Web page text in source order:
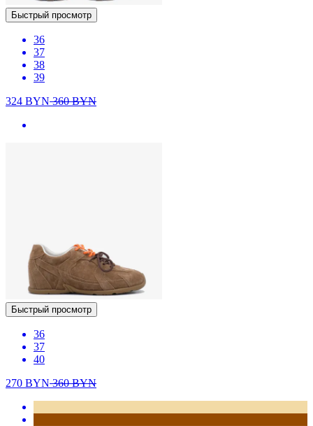
Быстрый просмотр
36
37
38
39
324 BYN360BYN
Быстрый просмотр
36
37
40
270 BYN360BYN